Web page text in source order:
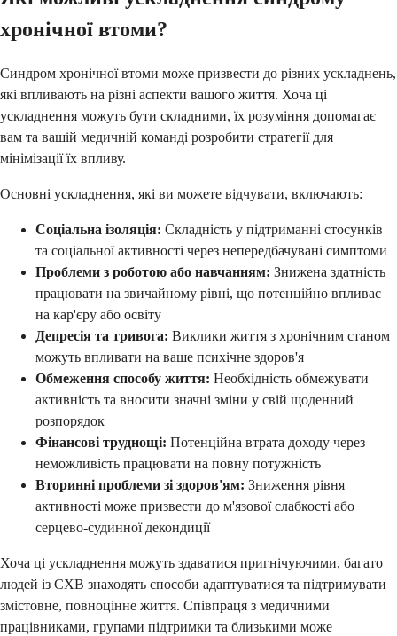
хронічної втоми?
Синдром хронічної втоми може призвести до різних ускладнень,
які впливають на різні аспекти вашого життя. Хоча ці
ускладнення можуть бути складними, їх розуміння допомагає
вам та вашій медичній команді розробити стратегії для
мінімізації їх впливу.
Основні ускладнення, які ви можете відчувати, включають:
Соціальна ізоляція: Складність у підтриманні стосунків
та соціальної активності через непередбачувані симптоми
Проблеми з роботою або навчанням: Знижена здатність
працювати на звичайному рівні, що потенційно впливає
на кар'єру або освіту
Депресія та тривога: Виклики життя з хронічним станом
можуть впливати на ваше психічне здоров'я
Обмеження способу життя: Необхідність обмежувати
активність та вносити значні зміни у свій щоденний
розпорядок
Фінансові труднощі: Потенційна втрата доходу через
неможливість працювати на повну потужність
Вторинні проблеми зі здоров'ям: Зниження рівня
активності може призвести до м'язової слабкості або
серцево-судинної декондиції
Хоча ці ускладнення можуть здаватися пригнічуючими, багато
людей із СХВ знаходять способи адаптуватися та підтримувати
змістовне, повноцінне життя. Співпраця з медичними
працівниками, групами підтримки та близькими може